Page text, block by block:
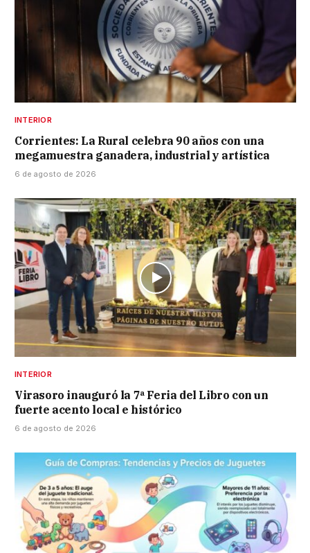
INTERIOR
Corrientes: La Rural celebra 90 años con una
megamuestra ganadera, industrial y artística
6 de agosto de 2026
INTERIOR
Virasoro inauguró la 7ª Feria del Libro con un
fuerte acento local e histórico
6 de agosto de 2026